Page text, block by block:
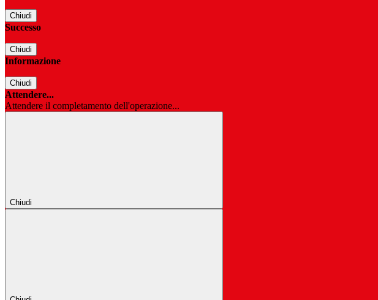
Chiudi
Successo
Chiudi
Informazione
Chiudi
Attendere...
Attendere il completamento dell'operazione...
Chiudi